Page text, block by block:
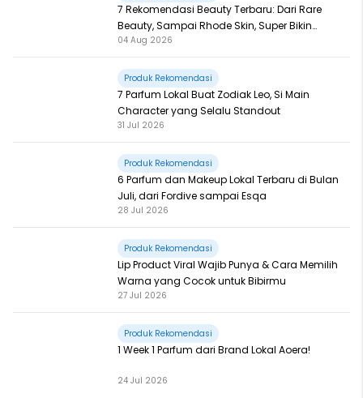
7 Rekomendasi Beauty Terbaru: Dari Rare
Beauty, Sampai Rhode Skin, Super Bikin
Fomo
04 Aug 2026
Produk Rekomendasi
7 Parfum Lokal Buat Zodiak Leo, Si Main
Character yang Selalu Standout
31 Jul 2026
Produk Rekomendasi
6 Parfum dan Makeup Lokal Terbaru di Bulan
Juli, dari Fordive sampai Esqa
28 Jul 2026
Produk Rekomendasi
Lip Product Viral Wajib Punya & Cara Memilih
Warna yang Cocok untuk Bibirmu
27 Jul 2026
Produk Rekomendasi
1 Week 1 Parfum dari Brand Lokal Aoera!
24 Jul 2026